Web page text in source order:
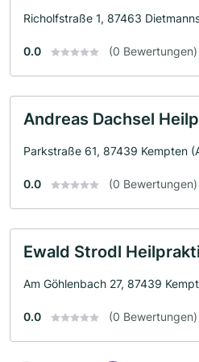
Richolfstraße 1, 87463
0.0 (0 Bewertungen)
Andreas Dachsel
Parkstraße 61, 87439 Kempten
0.0 (0 Bewertungen)
Ewald Strodl
Am Göhlenbach 27, 87439
0.0 (0 Bewertungen)